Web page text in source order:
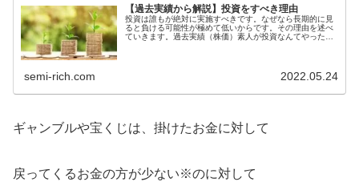
【過去実績から解説】投資をすべき理由
投資は誰もが絶対に実施すべきです。なぜなら長期的に見
ると負ける可能性が極めて低いからです。その理由を述べ
ていきます。過去実績（株価）素人が投資なんてやったら
semi-rich.com 2022.05.24
ギャンブルや宝くじは、掛けたお金に対して
戻ってくるお金の方が少ない※のに対して